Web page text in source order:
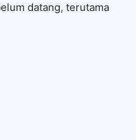
datang, terutama